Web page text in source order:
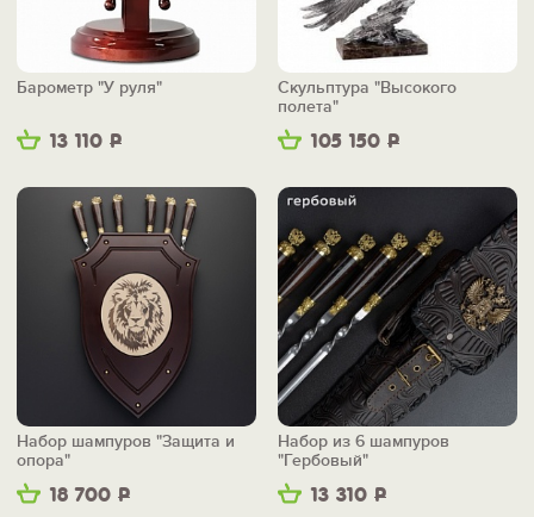
13 110 Р
Барометр "У руля"
105 150 Р
Скульптура "Высокого
полета"
18 700 Р
Набор шампуров "Защита и
опора"
13 310 Р
Набор из 6 шампуров
"Гербовый"